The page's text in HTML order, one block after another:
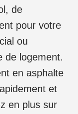
de
pour votre
ou
de logement.
en asphalte
et
en plus sur